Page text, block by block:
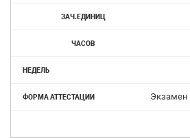
Экзамен